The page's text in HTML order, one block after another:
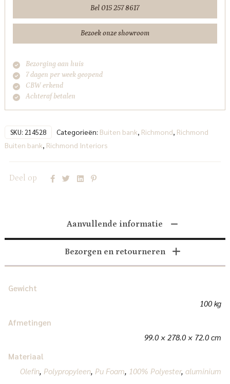
Interiors
Bel 015 257 8617
Bezoek onze showroom
Bezorging aan huis
7 dagen per week geopend
CBW erkend
Achteraf betalen
SKU: 214528 Categorieën: Buiten bank Richmond Richmond
Buiten bank Richmond Interiors
Deel op
Aanvullende informatie
Bezorgen en retourneren
Gewicht
100 kg
Afmetingen
99.0 × 278.0 × 72.0 cm
Materiaal
Olefin, Polypropyleen, Pu Foam, 100% Polyester,aluminium